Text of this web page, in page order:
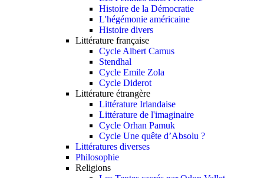
Histoire de la Démocratie
L'hégémonie américaine
Histoire divers
Littérature française
Cycle Albert Camus
Stendhal
Cycle Emile Zola
Cycle Diderot
Littérature étrangère
Littérature Irlandaise
Littérature de l'imaginaire
Cycle Orhan Pamuk
Cycle Une quête d’Absolu ?
Littératures diverses
Philosophie
Religions